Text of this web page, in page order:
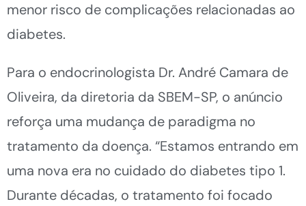
menor risco de complicações relacionadas ao
diabetes.
Para o endocrinologista Dr. André Camara de
Oliveira, da diretoria da SBEM-SP, o anúncio
reforça uma mudança de paradigma no
tratamento da doença. “Estamos entrando em
uma nova era no cuidado do diabetes tipo 1.
Durante décadas, o tratamento foi focado